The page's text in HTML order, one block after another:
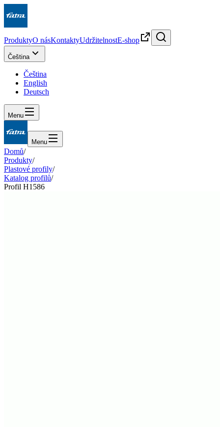
ProduktyO násKontaktyUdržitelnostE-shop
Čeština
Čeština
English
Deutsch
Menu
Menu
Domů/
Produkty/
Plastové profily/
Katalog profilů/
Profil H1586